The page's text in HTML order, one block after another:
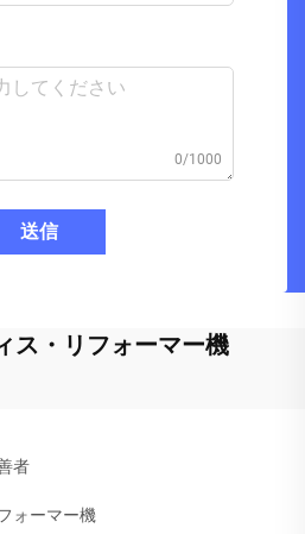
0/1000
送信
ス・リフォーマー機
者
ォーマー機